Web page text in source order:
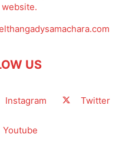
US
Instagram Twitter
Youtube